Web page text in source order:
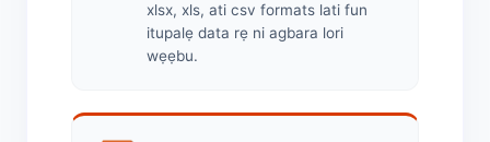
xlsx, xls, ati csv formats lati fun
itupalẹ data rẹ ni agbara lori
wẹẹbu.